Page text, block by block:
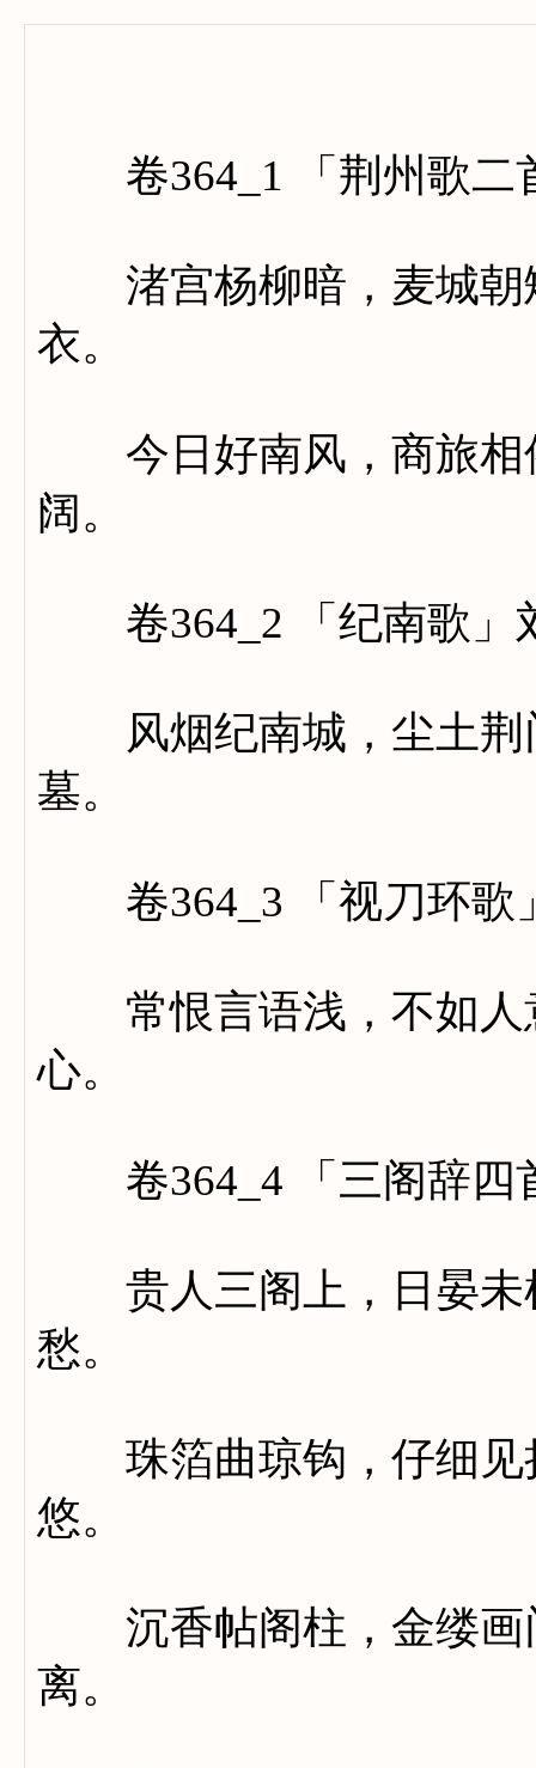
卷364_1 「荆州歌二
渚宫杨柳暗，麦城朝
衣。
今日好南风，商旅相
阔。
卷364_2 「纪南歌」
风烟纪南城，尘土荆
墓。
卷364_3 「视刀环歌
常恨言语浅，不如人
心。
卷364_4 「三阁辞四
贵人三阁上，日晏未
愁。
珠箔曲琼钩，仔细见
悠。
沉香帖阁柱，金缕画
离。